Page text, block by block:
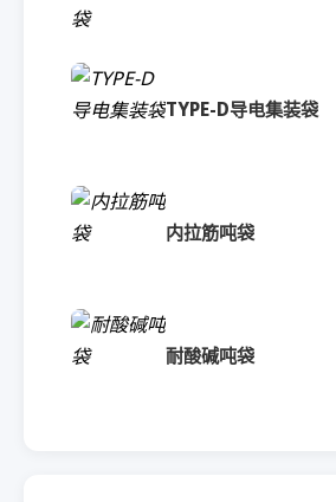
TYPE-D导电集装袋
内拉筋吨袋
耐酸碱吨袋